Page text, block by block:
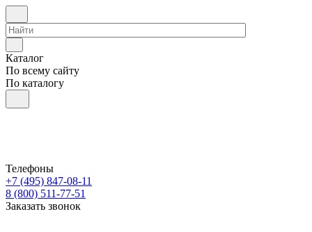
Каталог
По всему сайту
По каталогу
Телефоны
+7 (495) 847-08-11
8 (800) 511-77-51
Заказать звонок